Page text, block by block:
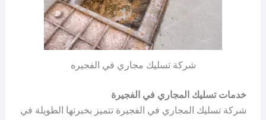
شركة تسليك مجاري في الفجيره
خدمات تسليك المجاري في الفجيرة
شركة تسليك المجاري في الفجيرة تتميز بخبرتها الطويلة في